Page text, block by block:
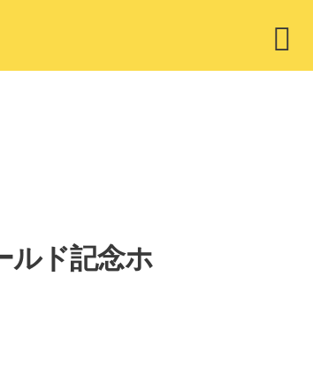
ルド記念ホ